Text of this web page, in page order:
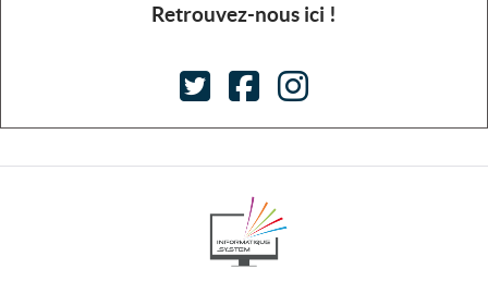
Retrouvez-nous ici !